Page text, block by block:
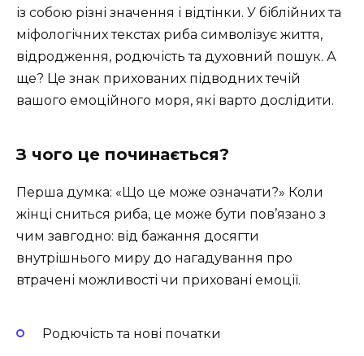
із собою різні значення і відтінки. У біблійних та
міфологічних текстах риба символізує життя,
відродження, родючість та духовний пошук. А
ще? Це знак прихованих підводних течій
вашого емоційного моря, які варто дослідити.
З чого це починається?
Перша думка: «Що це може означати?» Коли
жінці сниться риба, це може бути пов’язано з
чим завгодно: від бажання досягти
внутрішнього миру до нагадування про
втрачені можливості чи приховані емоції.
Родючість та нові початки